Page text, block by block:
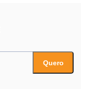
Quero